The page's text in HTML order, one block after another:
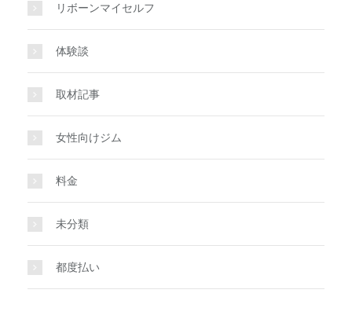
リボーンマイセルフ
体験談
取材記事
女性向けジム
料金
未分類
都度払い